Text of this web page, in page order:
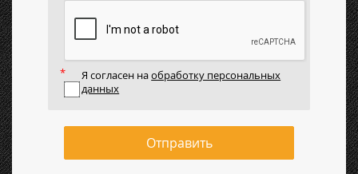
Я согласен наобработку персональных
данных
Отправить